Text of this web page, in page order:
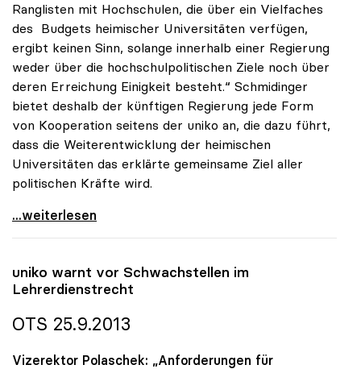
Ranglisten mit Hochschulen, die über ein Vielfaches
des Budgets heimischer Universitäten verfügen,
ergibt keinen Sinn, solange innerhalb einer Regierung
weder über die hochschulpolitischen Ziele noch über
deren Erreichung Einigkeit besteht.“ Schmidinger
bietet deshalb der künftigen Regierung jede Form
von Kooperation seitens der uniko an, die dazu führt,
dass die Weiterentwicklung der heimischen
Universitäten das erklärte gemeinsame Ziel aller
politischen Kräfte wird.
uniko-Appell an nächste Regierung: Vorrangstellung
...weiterlesen
uniko warnt vor Schwachstellen im
Lehrerdienstrecht
OTS 25.9.2013
Vizerektor Polaschek: „Anforderungen für